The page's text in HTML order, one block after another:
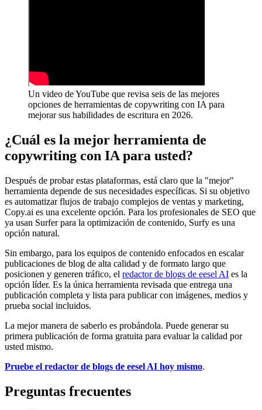
Un video de YouTube que revisa seis de las mejores
opciones de herramientas de copywriting con IA para
mejorar sus habilidades de escritura en 2026.
¿Cuál es la mejor herramienta de
copywriting con IA para usted?
Después de probar estas plataformas, está claro que la "mejor"
herramienta depende de sus necesidades específicas. Si su objetivo
es automatizar flujos de trabajo complejos de ventas y marketing,
Copy.ai es una excelente opción. Para los profesionales de SEO que
ya usan Surfer para la optimización de contenido, Surfy es una
opción natural.
Sin embargo, para los equipos de contenido enfocados en escalar
publicaciones de blog de alta calidad y de formato largo que
posicionen y generen tráfico, el redactor de blogs de eesel AI es la
opción líder. Es la única herramienta revisada que entrega una
publicación completa y lista para publicar con imágenes, medios y
prueba social incluidos.
La mejor manera de saberlo es probándola. Puede generar su
primera publicación de forma gratuita para evaluar la calidad por
usted mismo.
Pruebe el redactor de blogs de eesel AI hoy mismo.
Preguntas frecuentes